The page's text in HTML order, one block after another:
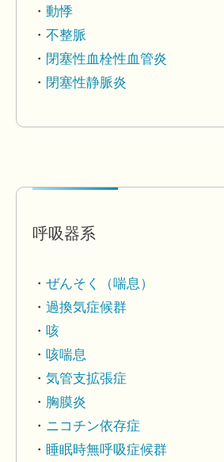
動悸
不整脈
閉塞性血栓性血管炎
閉塞性静脈炎
呼吸器系
ぜんそく（喘息）
過換気症候群
咳
咳喘息
気管支拡張症
胸膜炎
ニコチン依存症
睡眠時無呼吸症候群